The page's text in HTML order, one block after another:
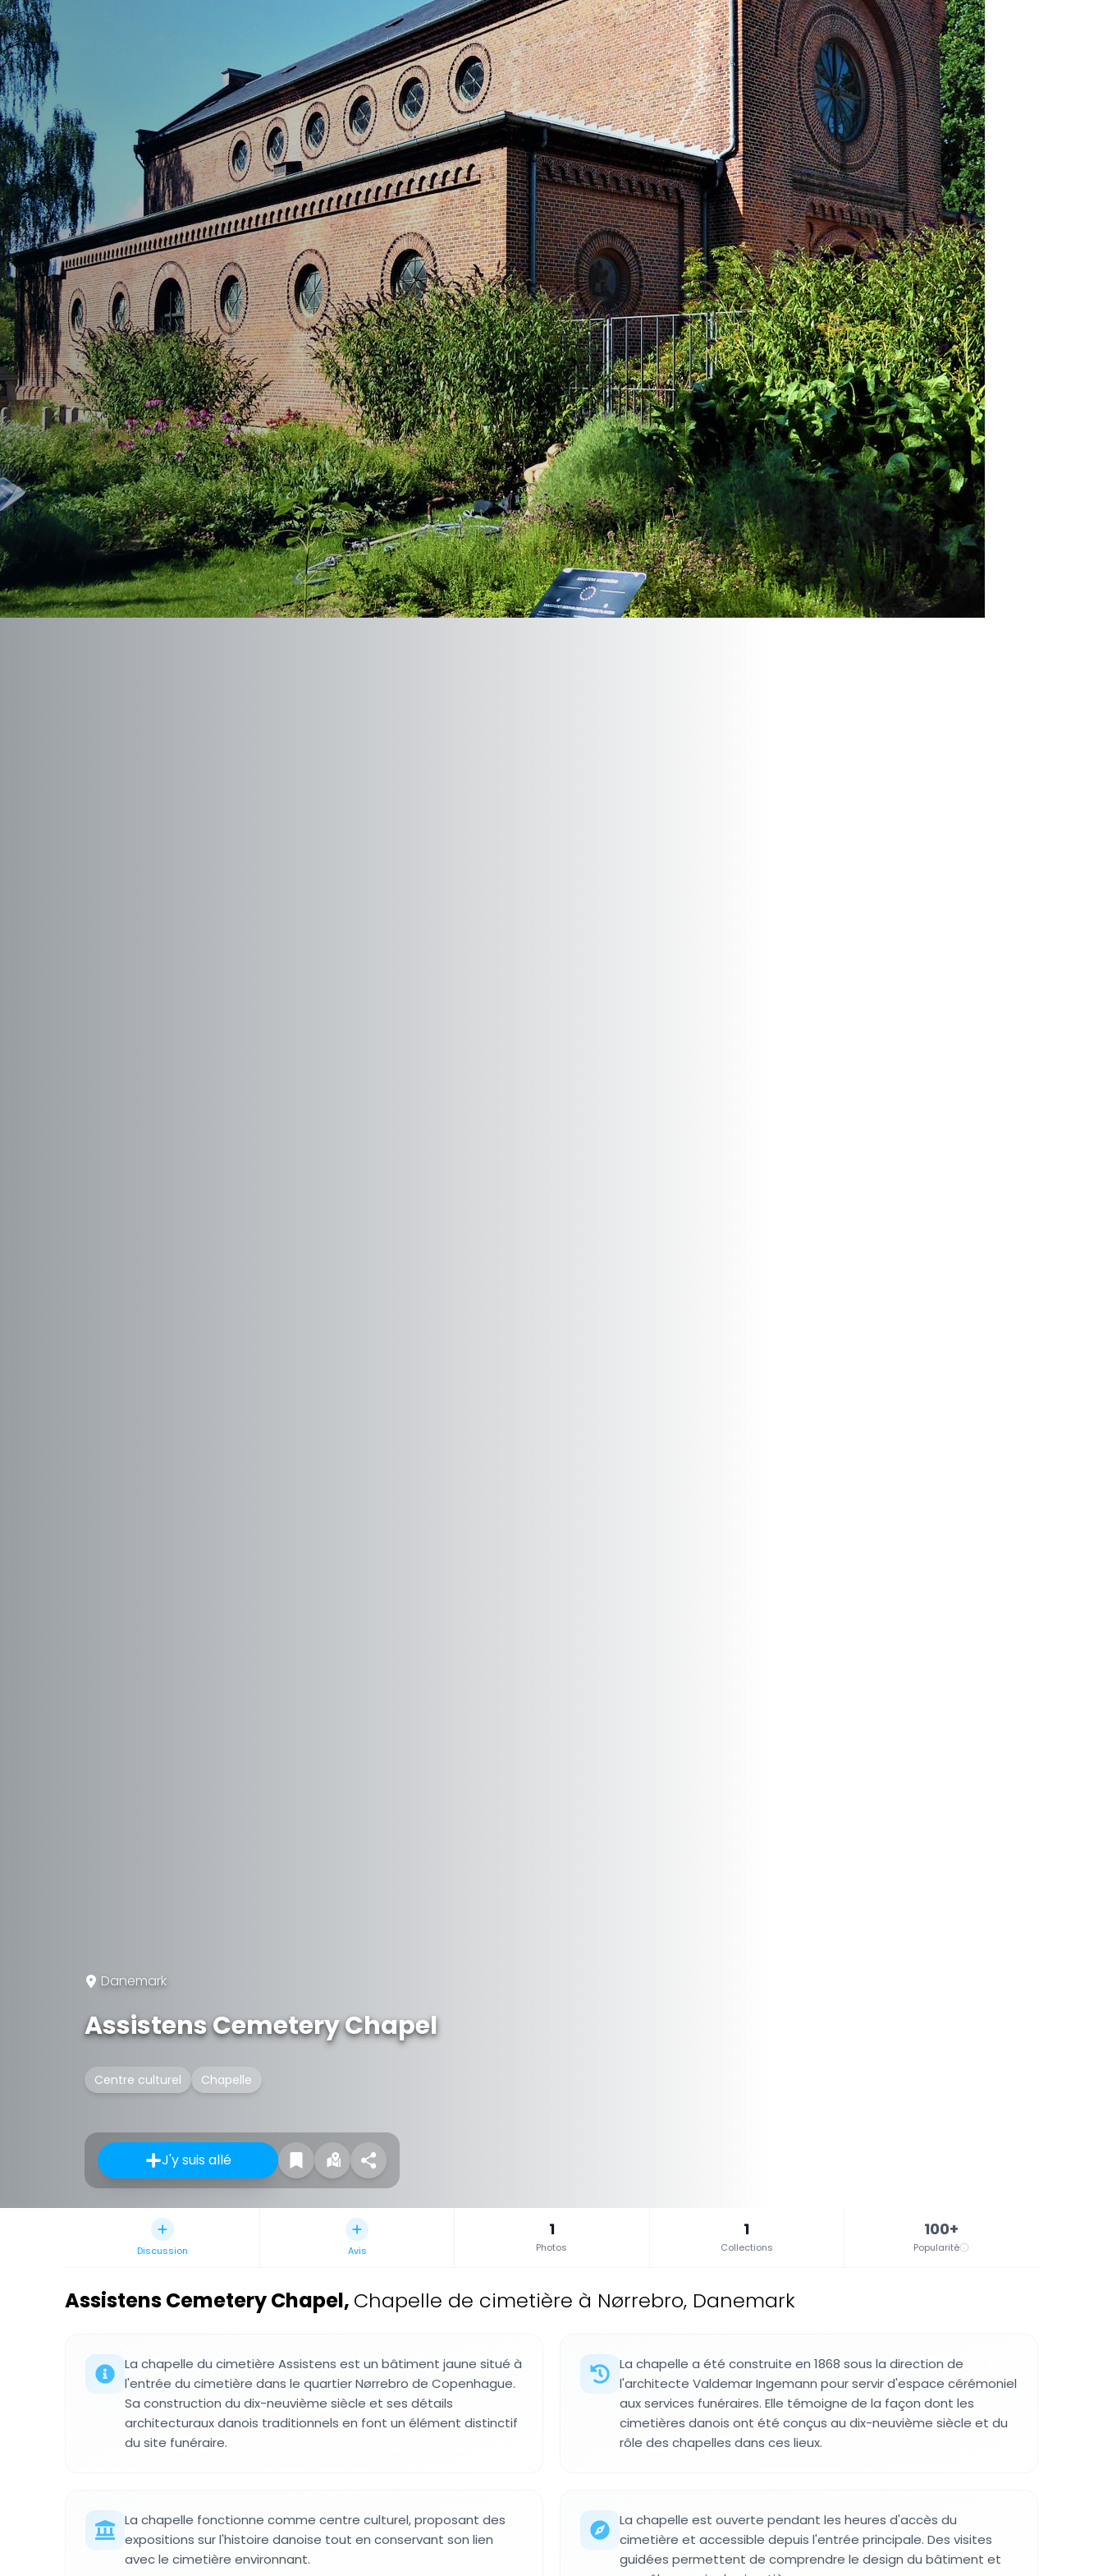
Danemark
Assistens Cemetery Chapel
Centre culturel Chapelle
J'y suis allé
Discussion Avis
1
Photos
1
Collections
100+
Popularité
Assistens Cemetery Chapel, Chapelle de cimetière à Nørrebro, Danemark
La chapelle du cimetière Assistens est un bâtiment jaune situé à
l'entrée du cimetière dans le quartier Nørrebro de Copenhague.
Sa construction du dix-neuvième siècle et ses détails
architecturaux danois traditionnels en font un élément distinctif
du site funéraire.
La chapelle a été construite en 1868 sous la direction de
l'architecte Valdemar Ingemann pour servir d'espace cérémoniel
aux services funéraires. Elle témoigne de la façon dont les
cimetières danois ont été conçus au dix-neuvième siècle et du
rôle des chapelles dans ces lieux.
La chapelle fonctionne comme centre culturel, proposant des
expositions sur l'histoire danoise tout en conservant son lien
avec le cimetière environnant.
La chapelle est ouverte pendant les heures d'accès du
cimetière et accessible depuis l'entrée principale. Des visites
guidées permettent de comprendre le design du bâtiment et